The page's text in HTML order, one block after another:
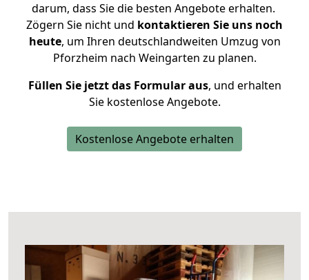
darum, dass Sie die besten Angebote erhalten.
Zögern Sie nicht und kontaktieren Sie uns noch
heute, um Ihren deutschlandweiten Umzug von
Pforzheim nach Weingarten zu planen.
Füllen Sie jetzt das Formular aus, und erhalten
Sie kostenlose Angebote.
Kostenlose Angebote erhalten